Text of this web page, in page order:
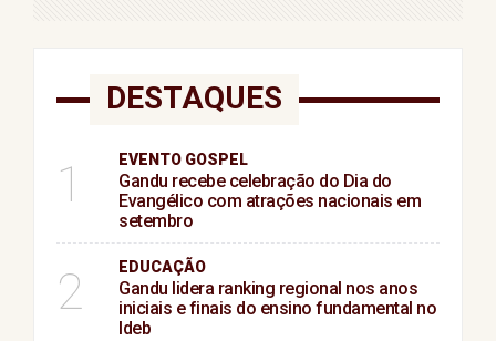
DESTAQUES
1 EVENTO GOSPEL
Gandu recebe celebração do Dia do
Evangélico com atrações nacionais em
setembro
2 EDUCAÇÃO
Gandu lidera ranking regional nos anos
iniciais e finais do ensino fundamental no
Ideb